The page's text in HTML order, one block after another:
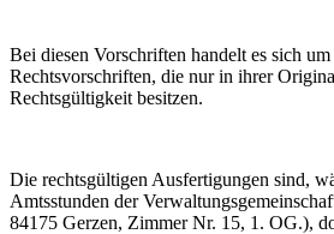
Bei diesen Vorschriften handelt es sich um
Rechtsvorschriften, die nur in ihrer
Rechtsgültigkeit besitzen.
Die rechtsgültigen Ausfertigungen sind,
Amtsstunden der
84175 Gerzen, Zimmer Nr. 15, 1. OG.),